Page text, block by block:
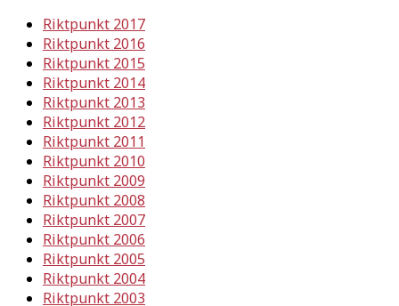
Riktpunkt 2017
Riktpunkt 2016
Riktpunkt 2015
Riktpunkt 2014
Riktpunkt 2013
Riktpunkt 2012
Riktpunkt 2011
Riktpunkt 2010
Riktpunkt 2009
Riktpunkt 2008
Riktpunkt 2007
Riktpunkt 2006
Riktpunkt 2005
Riktpunkt 2004
Riktpunkt 2003